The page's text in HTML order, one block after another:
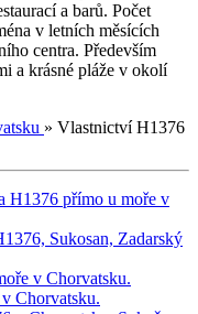
a barů. Počet
v letních měsících
centra. Především
a krásné pláže v okolí
» Vlastnictví H1376